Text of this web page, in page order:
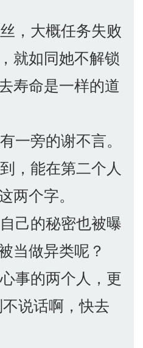
，大概任务失败
就如同她不解锁
寿命是一样的道
一旁的谢不言。
，能在第二个人
两个字。
己的秘密也被曝
当做异类呢？
事的两个人，更
说话啊，快去